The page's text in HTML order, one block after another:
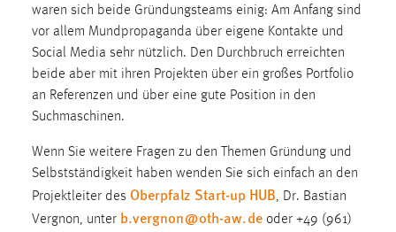
waren sich beide Gründungsteams einig: Am Anfang sind
vor allem Mundpropaganda über eigene Kontakte und
Social Media sehr nützlich. Den Durchbruch erreichten
beide aber mit ihren Projekten über ein großes Portfolio
an Referenzen und über eine gute Position in den
Suchmaschinen.
Wenn Sie weitere Fragen zu den Themen Gründung und
Selbstständigkeit haben wenden Sie sich einfach an den
Projektleiter des Oberpfalz Start-up HUB, Dr. Bastian
Vergnon, unter b.vergnon@oth-aw.de oder +49 (961)
hinweg verfolgen.
Google Ads
Name:
_gcl_au
Anbieter:
Google Ireland Limited
Zweck:
Conversion-Tracking